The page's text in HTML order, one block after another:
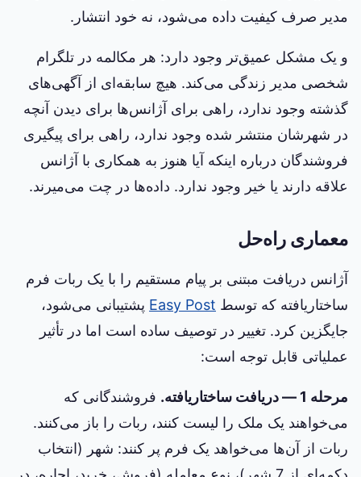
مدیر صرف کیفیت داده می‌شود، نه خود انتشار.
و یک مشکل عمیق‌تر وجود دارد: هر مکالمه در تلگرام
شخصی مدیر زندگی می‌کند. هیچ سابقه‌ای از آگهی‌های
گذشته وجود ندارد، راهی برای آژانس‌ها برای دیدن آنچه
در شهرشان منتشر شده وجود ندارد، راهی برای پیگیری
فروشندگان درباره اینکه آیا هنوز به همکاری با آژانس
علاقه دارند یا خیر وجود ندارد. داده‌ها در چت می‌میرند.
معماری راه‌حل
آژانس دریافت مبتنی بر پیام مستقیم را با یک ربات فرم
ساختاریافته که توسطEasy Postپشتیبانی می‌شود،
جایگزین کرد. تغییر در توصیف ساده است اما در تأثیر
عملیاتی قابل توجه است:
مرحله 1 — دریافت ساختاریافته.
فروشندگانی که
می‌خواهند یک ملک را لیست کنند، ربات را باز می‌کنند.
ربات از آن‌ها می‌خواهد یک فرم پر کنند: شهر (انتخاب